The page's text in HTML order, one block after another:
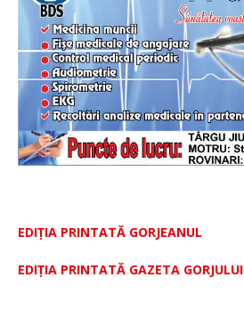
EDIȚIA PRINTATĂ GORJEANUL
EDIŢIA PRINTATĂ GAZETA GORJULUI